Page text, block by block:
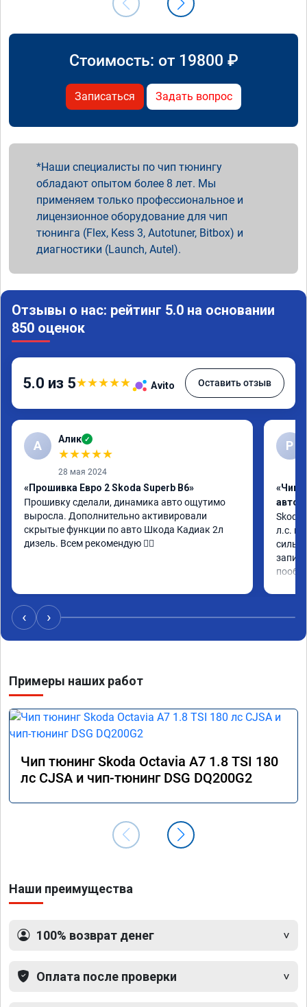
Стоимость: от 19800 ₽
Записаться Задать вопрос
Наши специалисты по чип тюнингу
обладают опытом более 8 лет. Мы
применяем только профессиональное и
лицензионное оборудование для чип
тюнинга (Flex, Kess 3, Autotuner, Bitbox) и
диагностики (Launch, Autel).
Отзывы о нас: рейтинг 5.0 на основании
850 оценок
5.0 из 5★★★★★ Avito Оставить отзыв
А Алик ✓
★★★★★
28 мая 2024
«Прошивка Евро 2 Skoda Superb B6»
Прошивку сделали, динамика авто ощутимо
выросла. Дополнительно активировали
скрытые функции по авто Шкода Кадиак 2л
дизель. Всем рекомендую 👍🏼
Р
«Чип
Skoda
л.с.
‹ ›
Примеры наших работ
Чип тюнинг Skoda Octavia A7 1.8 TSI 180
лс CJSA и чип-тюнинг DSG DQ200G2
Наши преимущества
100% возврат денег
Оплата после проверки